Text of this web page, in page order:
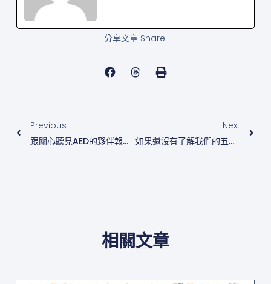
分享文章 Share:
Previous
跟關心聽見AED的夥伴報告一下近況
Next
如果還沒有了解我們的五年社區養成計畫的夥伴~這邊幫大家彙整一個詳細的懶人包啦!
相關文章